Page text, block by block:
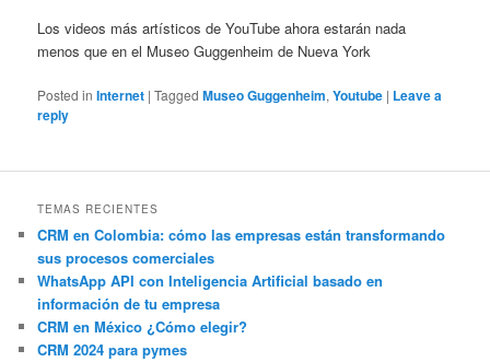
Los videos más artísticos de YouTube ahora estarán nada
menos que en el Museo Guggenheim de Nueva York
Posted in Internet |Tagged Museo Guggenheim,Youtube | Leave a
reply
TEMAS RECIENTES
CRM en Colombia: cómo las empresas están transformando
sus procesos comerciales
WhatsApp API con Inteligencia Artificial basado en
información de tu empresa
CRM en México ¿Cómo elegir?
CRM 2024 para pymes